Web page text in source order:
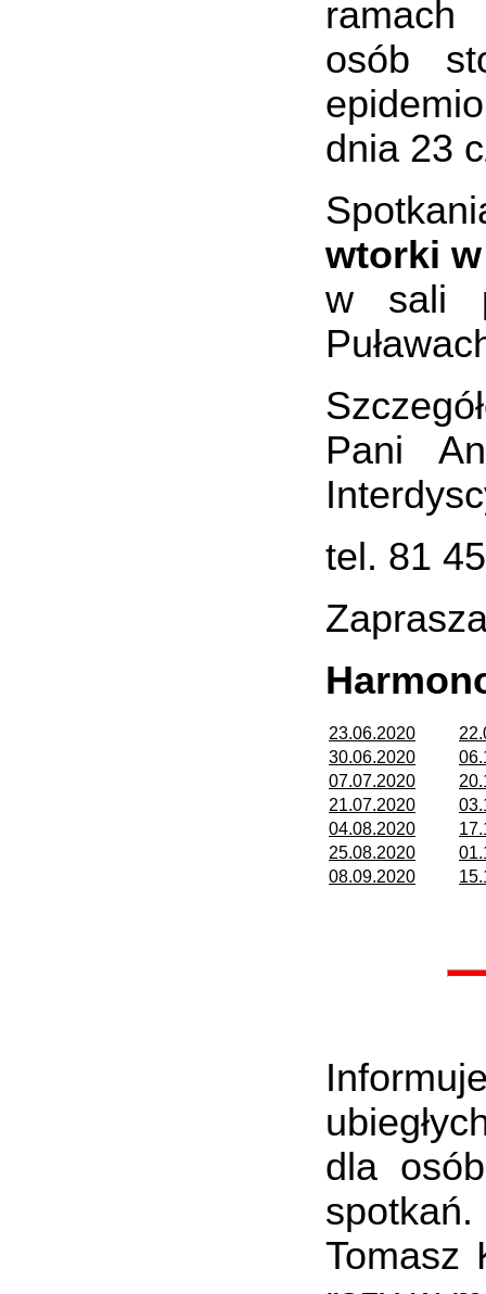
ramach
osób
dnia 23
wtorki w
w sali
Pani
tel. 81
23.06.2020
30.06.2020
07.07.2020
21.07.2020
04.08.2020
25.08.2020
08.09.2020
dla
Tomasz